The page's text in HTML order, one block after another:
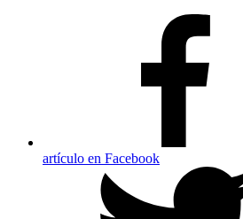
artículo en Facebook